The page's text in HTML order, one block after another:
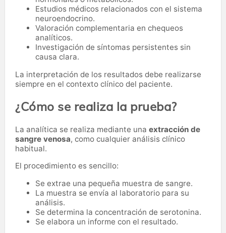
Estudios médicos relacionados con el sistema
neuroendocrino.
Valoración complementaria en chequeos
analíticos.
Investigación de síntomas persistentes sin
causa clara.
La interpretación de los resultados debe realizarse
siempre en el contexto clínico del paciente.
¿Cómo se realiza la prueba?
La analítica se realiza mediante una extracción de
sangre venosa, como cualquier análisis clínico
habitual.
El procedimiento es sencillo:
Se extrae una pequeña muestra de sangre.
La muestra se envía al laboratorio para su
análisis.
Se determina la concentración de serotonina.
Se elabora un informe con el resultado.